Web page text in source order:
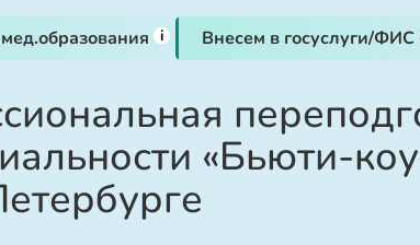
i Внесем в госуслуги/
«Бьюти-